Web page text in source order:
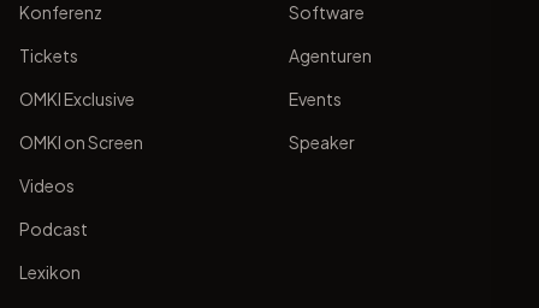
Konferenz
Tickets
OMKI Exclusive
OMKI on Screen
Videos
Podcast
Lexikon
Software
Agenturen
Events
Speaker